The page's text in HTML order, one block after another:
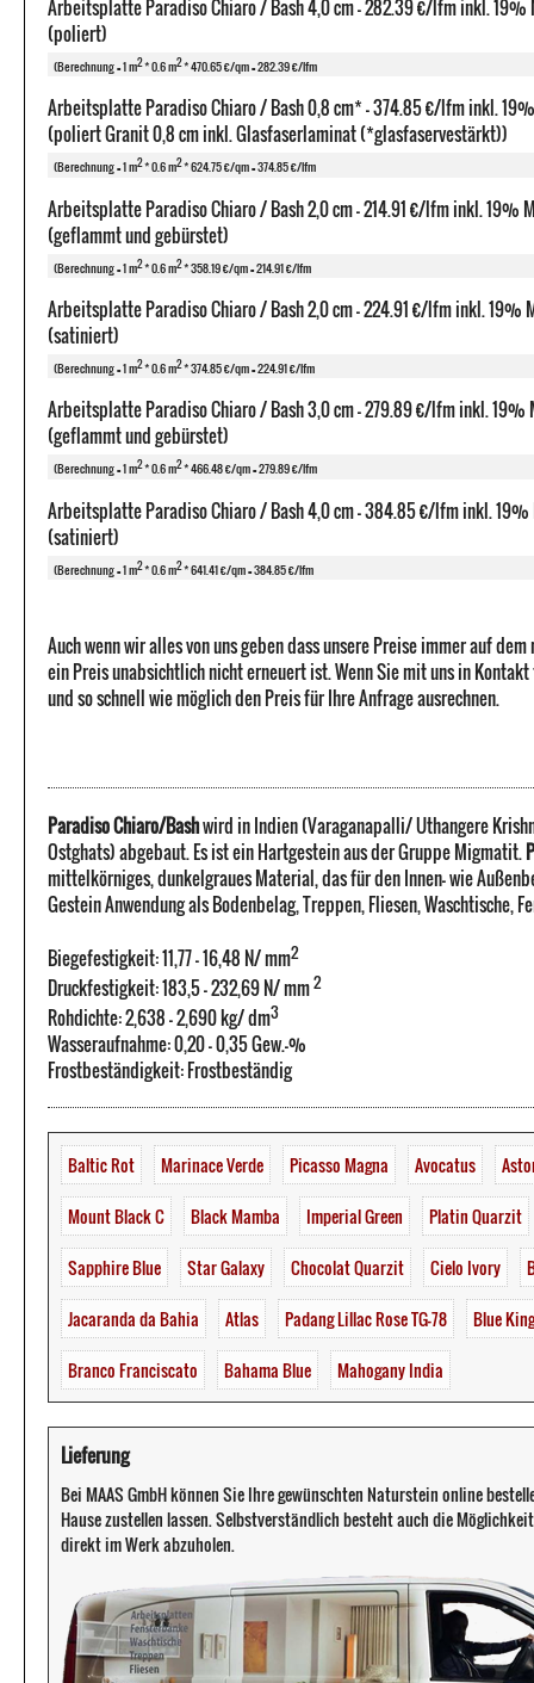
Arbeitsplatte Paradiso Chiaro / Bash 4,0 cm - 282.39 €/lfm inkl. 19%
(poliert)
(Berechnung = 1 m2* 0.6 m2* 470.65 €/qm = 282.39 €/lfm
Arbeitsplatte Paradiso Chiaro / Bash 0,8 cm* - 374.85 €/lfm inkl.
(poliert Granit 0,8 cm inkl. Glasfaserlaminat (*glasfaservestärkt))
(Berechnung = 1 m2* 0.6 m2* 624.75 €/qm = 374.85 €/lfm
Arbeitsplatte Paradiso Chiaro / Bash 2,0 cm - 214.91 €/lfm inkl. 19%
(geflammt und gebürstet)
(Berechnung = 1 m2* 0.6 m2* 358.19 €/qm = 214.91 €/lfm
Arbeitsplatte Paradiso Chiaro / Bash 2,0 cm - 224.91 €/lfm inkl. 19%
(satiniert)
(Berechnung = 1 m2* 0.6 m2* 374.85 €/qm = 224.91 €/lfm
Arbeitsplatte Paradiso Chiaro / Bash 3,0 cm - 279.89 €/lfm inkl. 19%
(geflammt und gebürstet)
(Berechnung = 1 m2* 0.6 m2* 466.48 €/qm = 279.89 €/lfm
Arbeitsplatte Paradiso Chiaro / Bash 4,0 cm - 384.85 €/lfm inkl.
(satiniert)
(Berechnung = 1 m2* 0.6 m2* 641.41 €/qm = 384.85 €/lfm
Auch wenn wir alles von uns geben dass unsere Preise immer auf
ein Preis unabsichtlich nicht erneuert ist. Wenn Sie mit uns in
und so schnell wie möglich den Preis für Ihre Anfrage ausrechnen.
Paradiso Chiaro/Bashwird in Indien (Varaganapalli/ Uthangere
Ostghats) abgebaut. Es ist ein Hartgestein aus der Gruppe Migmatit.
mittelkörniges, dunkelgraues Material, das für den Innen- wie
Gestein Anwendung als Bodenbelag, Treppen, Fliesen, Waschtische,
Biegefestigkeit: 11,77 - 16,48 N/ mm2
Druckfestigkeit: 183,5 - 232,69 N/ mm2
Rohdichte: 2,638 - 2,690 kg/ dm3
Wasseraufnahme: 0,20 - 0,35 Gew.-%
Frostbeständigkeit: Frostbeständig
Baltic Rot Marinace Verde Picasso Magna Avocatus
Mount Black C Black Mamba Imperial Green Platin Quarzit
Sapphire Blue Star Galaxy Chocolat Quarzit Cielo Ivory
Jacaranda da Bahia Atlas Padang Lillac Rose TG-78 Blue King
Branco Franciscato Bahama Blue Mahogany India
Lieferung
Bei MAAS GmbH können Sie Ihre gewünschten Naturstein online
Hause zustellen lassen. Selbstverständlich besteht auch die
direkt im Werk abzuholen.